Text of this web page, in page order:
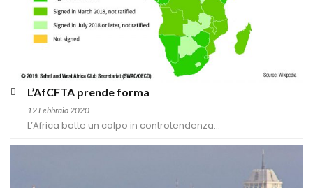
L’AfCFTA prende forma
12 Febbraio 2020
L’Africa batte un colpo in controtendenza...